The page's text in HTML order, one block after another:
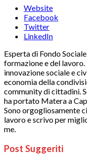
Website
Facebook
Twitter
LinkedIn
Esperta di Fondo
formazione e del
innovazione sociale e
economia della
community di cittadini.
ha portato Matera a
Sono orgogliosamente
lavoro e scrivo per
me.
Post Suggeriti